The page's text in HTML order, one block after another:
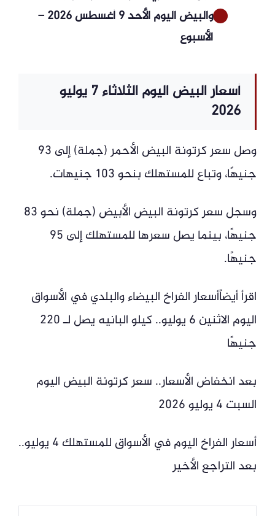
والبيض اليوم الأحد 9 أغسطس 2026 –
الأسبوع
أسعار البيض اليوم الثلاثاء 7 يوليو
2026
وصل سعر كرتونة البيض الأحمر (جملة) إلى 93
جنيهًا، وتباع للمستهلك بنحو 103 جنيهات.
وسجل سعر كرتونة البيض الأبيض (جملة) نحو 83
جنيهًا، بينما يصل سعرها للمستهلك إلى 95
جنيهًا.
اقرأ أيضاًأسعار الفراخ البيضاء والبلدي في الأسواق
اليوم الاثنين 6 يوليو.. كيلو البانيه يصل لـ 220
جنيهًا
بعد انخفاض الأسعار.. سعر كرتونة البيض اليوم
السبت 4 يوليو 2026
أسعار الفراخ اليوم في الأسواق للمستهلك 4 يوليو..
بعد التراجع الأخير